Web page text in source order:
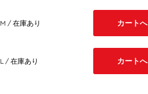
M / 在庫あり カートへ
L / 在庫あり カートへ